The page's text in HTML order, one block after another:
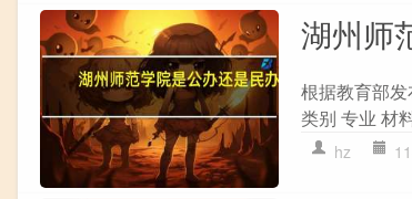
湖州师
根据教育部
类别 专业 材
hz